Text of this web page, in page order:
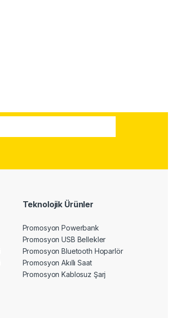
Teknolojik Ürünler
Promosyon Powerbank
Promosyon USB Bellekler
Promosyon Bluetooth Hoparlör
Promosyon Akıllı Saat
Promosyon Kablosuz Şarj